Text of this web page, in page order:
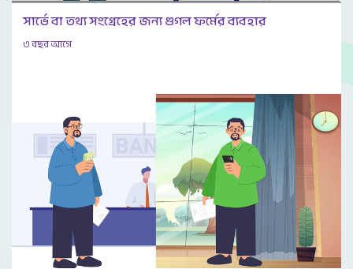
সার্ভে বা তথ্য সংগ্রেহের জন্য গুগল ফর্মের ব্যবহার
৩ বছর আগে